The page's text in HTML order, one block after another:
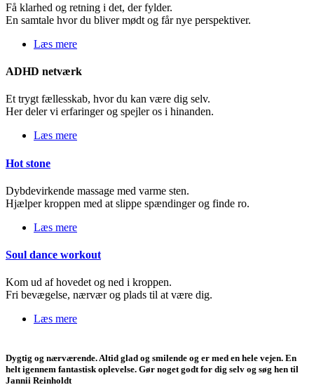
Få klarhed og retning i det, der fylder.
En samtale hvor du bliver mødt og får nye perspektiver.
Læs mere
ADHD netværk
Et trygt fællesskab, hvor du kan være dig selv.
Her deler vi erfaringer og spejler os i hinanden.
Læs mere
Hot stone
Dybdevirkende massage med varme sten.
Hjælper kroppen med at slippe spændinger og finde ro.
Læs mere
Soul dance workout
Kom ud af hovedet og ned i kroppen.
Fri bevægelse, nærvær og plads til at være dig.
Læs mere
Dygtig og nærværende. Altid glad og smilende og er med en hele vejen. En
helt igennem fantastisk oplevelse. Gør noget godt for dig selv og søg hen til
Jannii Reinholdt